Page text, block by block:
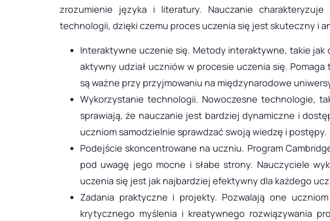
zrozumienie języka i literatury. Nauczanie
technologii, dzięki czemu proces uczenia się jest skuteczny i
Interaktywne uczenie się. Metody interaktywne, takie
aktywny udział uczniów w procesie uczenia się.
są ważne przy przyjmowaniu na międzynarodowe
Wykorzystanie technologii. Nowoczesne technologie,
sprawiają, że nauczanie jest bardziej dynamiczne i
uczniom samodzielnie sprawdzać swoją wiedzę i postępy.
Podejście skoncentrowane na uczniu. Program
pod uwagę jego mocne i słabe strony. Nauczyciele
uczenia się jest jak najbardziej efektywny dla każdego
Zadania praktyczne i projekty. Pozwalają one
krytycznego myślenia i kreatywnego rozwiązywania